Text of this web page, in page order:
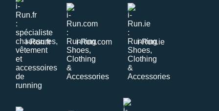
i-Run.fr i-Run.com i-Run.ie